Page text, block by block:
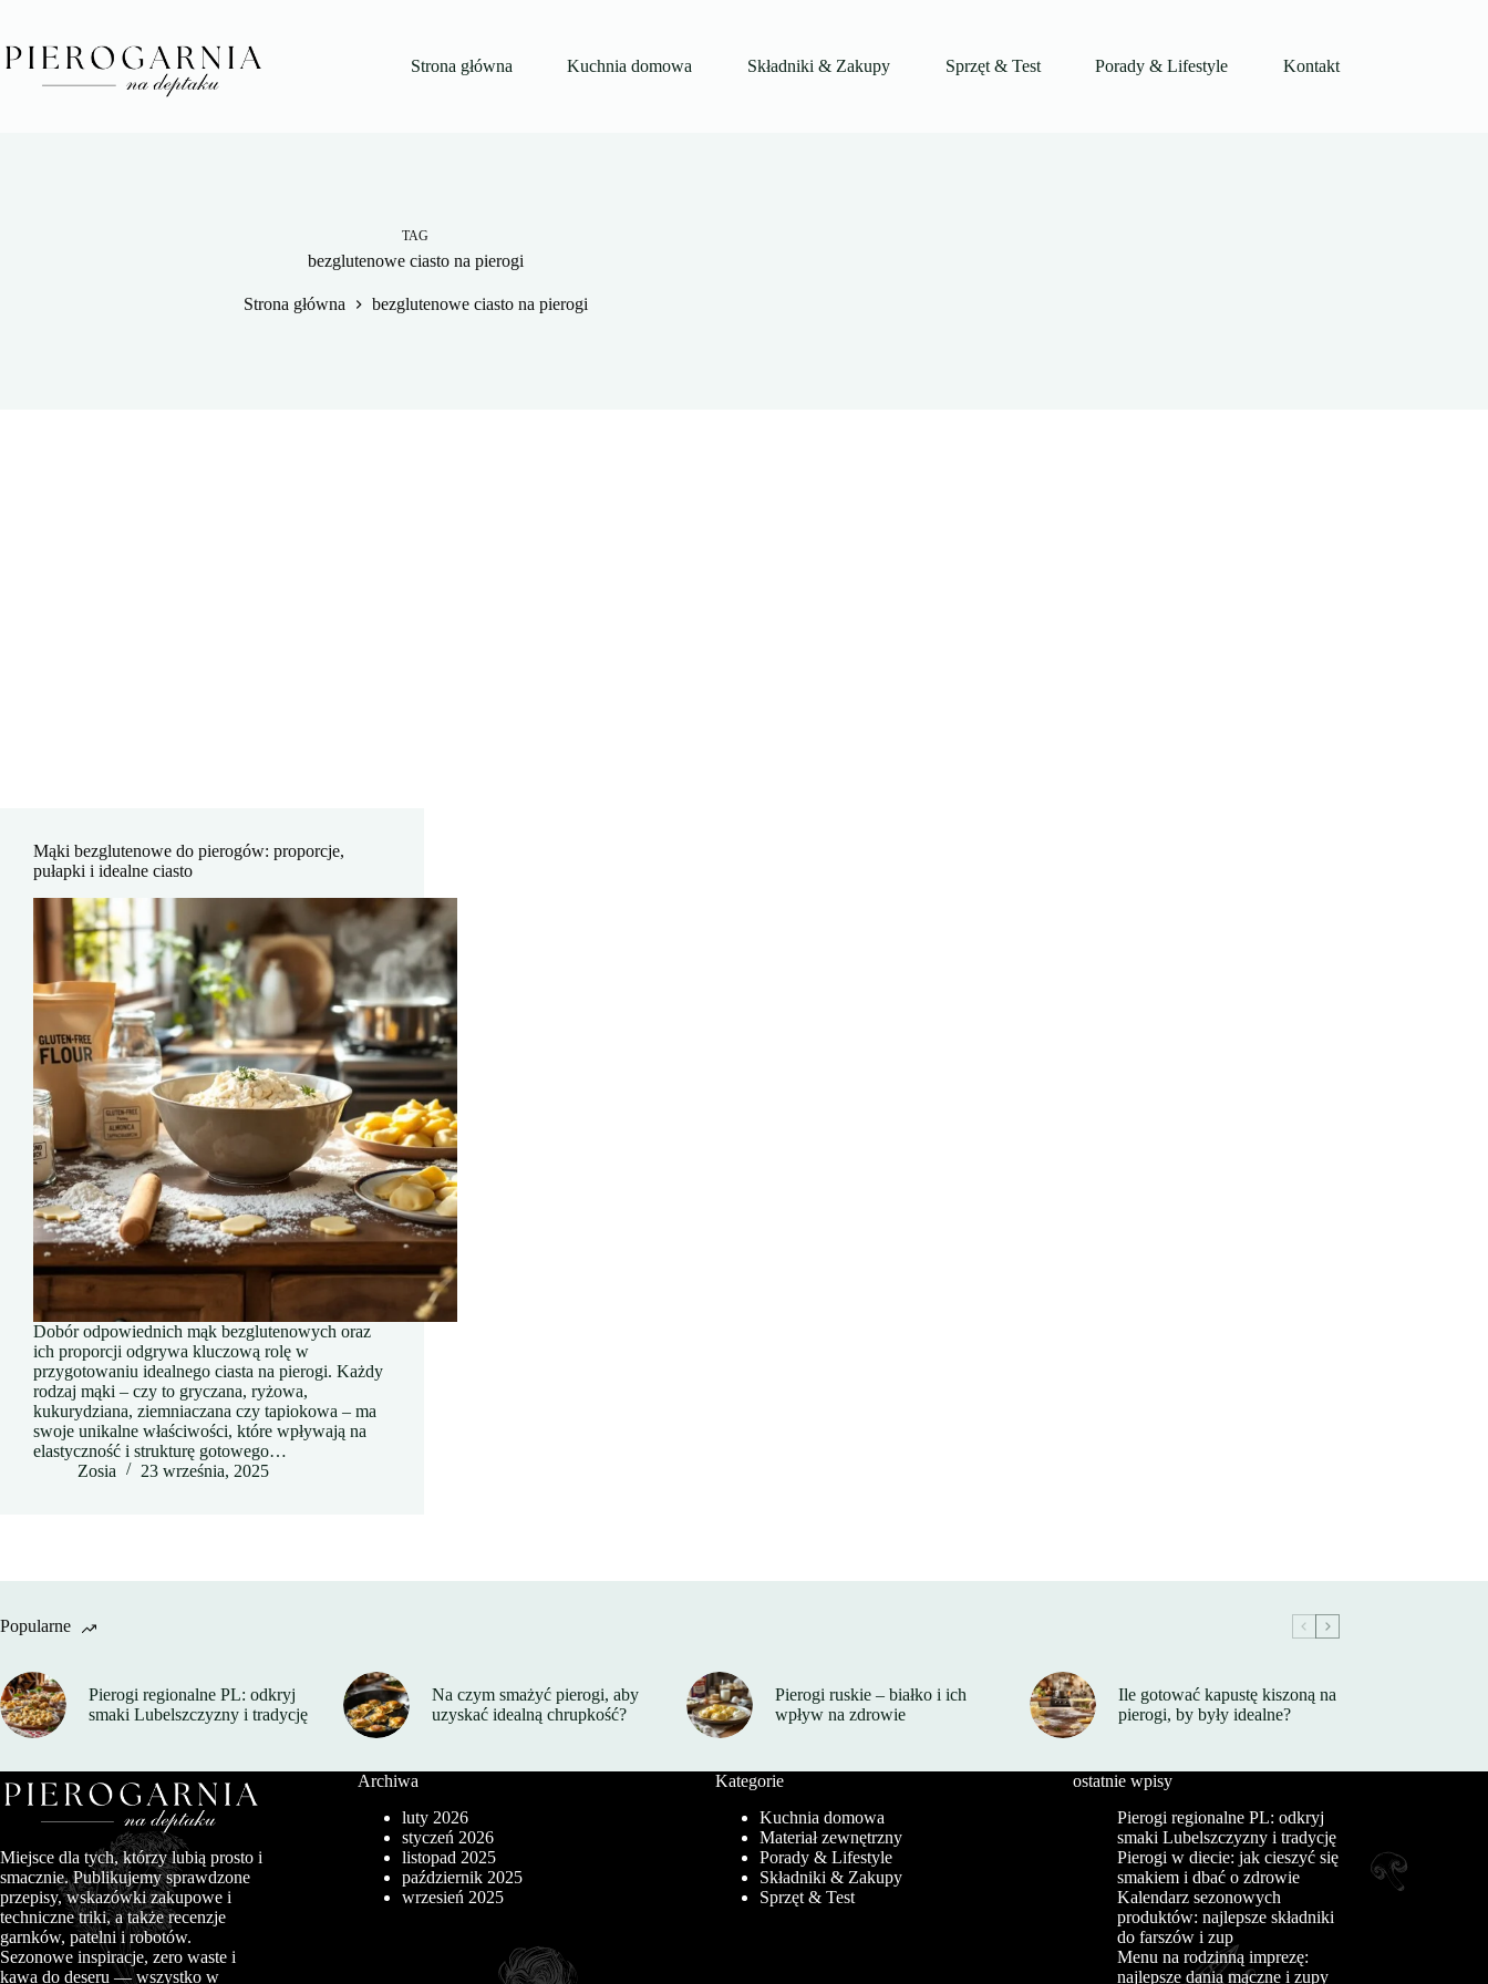
treści
Strona główna
Kuchnia domowa Składniki & Zakupy Sprzęt & Test Porady & Lifestyle Kontakt
TAG
bezglutenowe ciasto na pierogi
Strona główna bezglutenowe ciasto na pierogi
Mąki bezglutenowe do pierogów: proporcje,
pułapki i idealne ciasto
Dobór odpowiednich mąk bezglutenowych oraz
ich proporcji odgrywa kluczową rolę w
przygotowaniu idealnego ciasta na pierogi. Każdy
rodzaj mąki – czy to gryczana, ryżowa,
kukurydziana, ziemniaczana czy tapiokowa – ma
swoje unikalne właściwości, które wpływają na
elastyczność i strukturę gotowego…
Zosia
23 września, 2025
Popularne
Pierogi regionalne PL: odkryj
smaki Lubelszczyzny i tradycję
Na czym smażyć pierogi, aby
uzyskać idealną chrupkość?
Pierogi ruskie – białko i ich
wpływ na zdrowie
Ile gotować kapustę kiszoną na
pierogi, by były idealne?
Miejsce dla tych, którzy lubią prosto i
smacznie. Publikujemy sprawdzone
przepisy, wskazówki zakupowe i
techniczne triki, a także recenzje
garnków, patelni i robotów.
Sezonowe inspiracje, zero waste i
kawa do deseru — wszystko w
Archiwa
luty 2026
styczeń 2026
listopad 2025
październik 2025
wrzesień 2025
Kategorie
Kuchnia domowa
Materiał zewnętrzny
Porady & Lifestyle
Składniki & Zakupy
Sprzęt & Test
ostatnie wpisy
Pierogi regionalne PL: odkryj
smaki Lubelszczyzny i tradycję
Pierogi w diecie: jak cieszyć się
smakiem i dbać o zdrowie
Kalendarz sezonowych
produktów: najlepsze składniki
do farszów i zup
Menu na rodzinną imprezę:
najlepsze dania mączne i zupy